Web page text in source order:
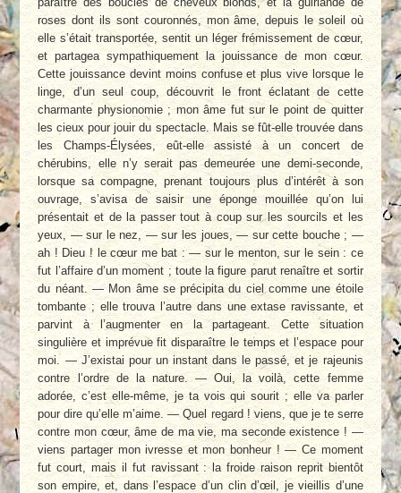
roses dont ils sont couronnés, mon âme, depuis le soleil où
elle s’était transportée, sentit un léger frémissement de cœur,
et partagea sympathiquement la jouissance de mon cœur.
Cette jouissance devint moins confuse et plus vive lorsque le
linge, d’un seul coup, découvrit le front éclatant de cette
charmante physionomie ; mon âme fut sur le point de quitter
les cieux pour jouir du spectacle. Mais se fût-elle trouvée dans
les Champs-Élysées, eût-elle assisté à un concert de
chérubins, elle n’y serait pas demeurée une demi-seconde,
lorsque sa compagne, prenant toujours plus d’intérêt à son
ouvrage, s’avisa de saisir une éponge mouillée qu’on lui
présentait et de la passer tout à coup sur les sourcils et les
yeux, — sur le nez, — sur les joues, — sur cette bouche ; —
ah ! Dieu ! le cœur me bat : — sur le menton, sur le sein : ce
fut l’affaire d’un moment ; toute la figure parut renaître et sortir
du néant. — Mon âme se précipita du ciel comme une étoile
tombante ; elle trouva l’autre dans une extase ravissante, et
parvint à l’augmenter en la partageant. Cette situation
singulière et imprévue fit disparaître le temps et l’espace pour
moi. — J’existai pour un instant dans le passé, et je rajeunis
contre l’ordre de la nature. — Oui, la voilà, cette femme
adorée, c’est elle-même, je ta vois qui sourit ; elle va parler
pour dire qu’elle m’aime. — Quel regard ! viens, que je te serre
contre mon cœur, âme de ma vie, ma seconde existence ! —
viens partager mon ivresse et mon bonheur ! — Ce moment
fut court, mais il fut ravissant : la froide raison reprit bientôt
son empire, et, dans l’espace d’un clin d’œil, je vieillis d’une